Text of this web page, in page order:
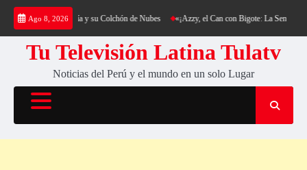
Saltar
contenido
Ago 8, 2026
al Cerro Cantería y su Colchón de Nubes «¡Azzy, el Can con Bigote: La Sensación
Tu Televisión Latina Tulatv
Noticias del Perú y el mundo en un solo Lugar